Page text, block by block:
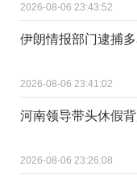
2026-08-06 23:43:52
伊朗情报部门逮捕
2026-08-06 23:41:02
河南领导带头休假
2026-08-06 23:26:08